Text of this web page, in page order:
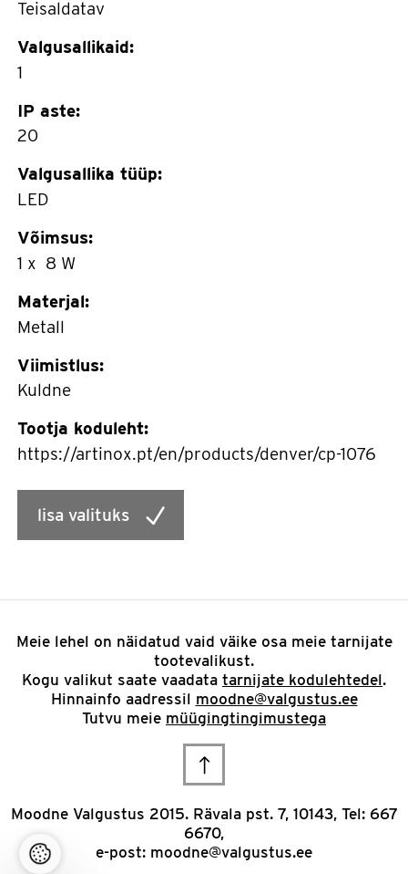
Teisaldatav
Valgusallikaid:
1
IP aste:
20
Valgusallika tüüp:
LED
Võimsus:
1 x 8 W
Materjal:
Metall
Viimistlus:
Kuldne
Tootja koduleht:
https://artinox.pt/en/products/denver/cp-1076
lisa valituks
Meie lehel on näidatud vaid väike osa meie tarnijate
tootevalikust.
Kogu valikut saate vaadata tarnijate kodulehtedel.
Hinnainfo aadressil moodne@valgustus.ee
Tutvu meie müügingtingimustega
to
top
Moodne Valgustus 2015. Rävala pst. 7, 10143, Tel: 667
6670,
e-post: moodne@valgustus.ee